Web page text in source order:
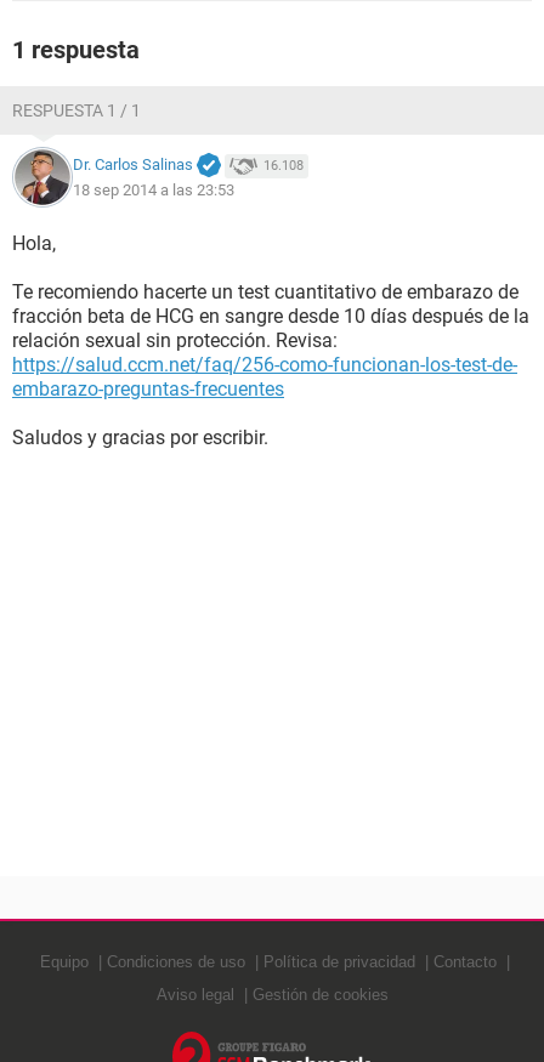
1 respuesta
RESPUESTA 1 / 1
Dr. Carlos Salinas 16.108
18 sep 2014 a las 23:53
Hola,
Te recomiendo hacerte un test cuantitativo de embarazo de
fracción beta de HCG en sangre desde 10 días después de la
relación sexual sin protección. Revisa:
https://salud.ccm.net/faq/256-como-funcionan-los-test-de-
embarazo-preguntas-frecuentes
Saludos y gracias por escribir.
Equipo Condiciones de uso Política de privacidad
Contacto
Aviso legal
Gestión de cookies